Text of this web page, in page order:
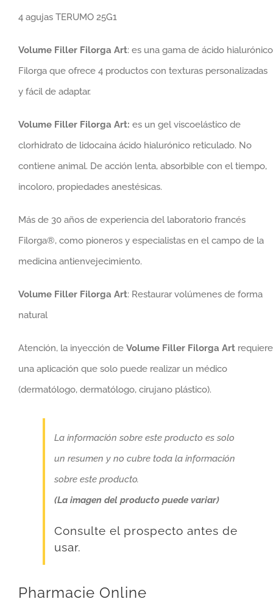
4 agujas TERUMO 25G1
Volume Filler Filorga Art: es una gama de ácido hialurónico
Filorga que ofrece 4 productos con texturas personalizadas
y fácil de adaptar.
Volume Filler Filorga Art: es un gel viscoelástico de
clorhidrato de lidocaína ácido hialurónico reticulado. No
contiene animal. De acción lenta, absorbible con el tiempo,
incoloro, propiedades anestésicas.
Más de 30 años de experiencia del laboratorio francés
Filorga®, como pioneros y especialistas en el campo de la
medicina antienvejecimiento.
Volume Filler Filorga Art: Restaurar volúmenes de forma
natural
Atención, la inyección de Volume Filler Filorga Art requiere
una aplicación que solo puede realizar un médico
(dermatólogo, dermatólogo, cirujano plástico).
La información sobre este producto es solo
un resumen y no cubre toda la información
sobre este producto.
(La imagen del producto puede variar)
Consulte el prospecto antes de
usar.
Pharmacie Online